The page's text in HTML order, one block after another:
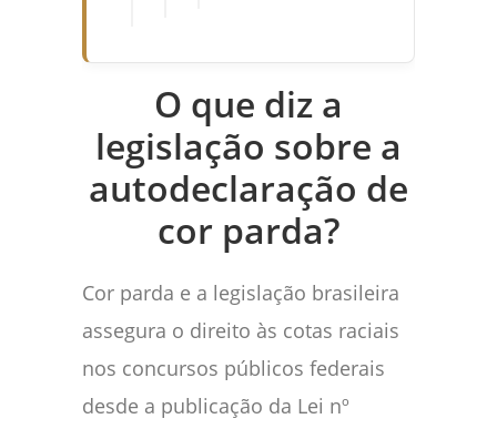
O que diz a
legislação sobre a
autodeclaração de
cor parda?
Cor parda e a legislação brasileira
assegura o direito às cotas raciais
nos concursos públicos federais
desde a publicação da Lei nº